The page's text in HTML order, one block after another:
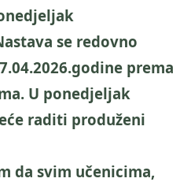
se redovno
prema
U ponedjeljak
raditi produženi
da svim učenicima,